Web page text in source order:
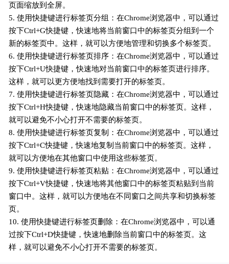
页面缩放到全屏。
5. 使用快捷键进行标签页分组：在Chrome浏览器中，可以通过
按下Ctrl+G快捷键，快速地将当前窗口中的标签页分组到一个
新的标签页中。这样，就可以方便地管理和切换多个标签页。
6. 使用快捷键进行标签页排序：在Chrome浏览器中，可以通过
按下Ctrl+U快捷键，快速地对当前窗口中的标签页进行排序。
这样，就可以更方便地找到需要打开的标签页。
7. 使用快捷键进行标签页隐藏：在Chrome浏览器中，可以通过
按下Ctrl+H快捷键，快速地隐藏当前窗口中的标签页。这样，
就可以避免不小心打开不需要的标签页。
8. 使用快捷键进行标签页复制：在Chrome浏览器中，可以通过
按下Ctrl+C快捷键，快速地复制当前窗口中的标签页。这样，
就可以方便地在其他窗口中使用这些标签页。
9. 使用快捷键进行标签页粘贴：在Chrome浏览器中，可以通过
按下Ctrl+V快捷键，快速地将其他窗口中的标签页粘贴到当前
窗口中。这样，就可以方便地在不同窗口之间共享和切换标签
页。
10. 使用快捷键进行标签页删除：在Chrome浏览器中，可以通
过按下Ctrl+D快捷键，快速地删除当前窗口中的标签页。这
样，就可以避免不小心打开不需要的标签页。